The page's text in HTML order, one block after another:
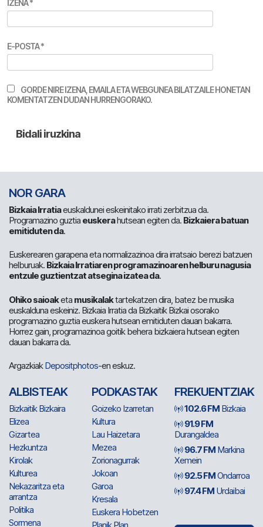
IZENA*
E-POSTA*
GORDE NIRE IZENA, EMAILA ETA WEBGUNEA BILATZAILE HONETAN
KOMENTATZEN DUDAN HURRENGORAKO.
NOR GARA
Bizkaia Irratiaeuskaldunei eskeinitako irrati zerbitzua da.
Programazino guztia euskerahutsean egiten da. Bizkaiera batuan
emitiduten da.
Euskerearen garapena eta normalizazinoa dira irratsaio berezi batzuen
helburuak. Bizkaia Irratiaren programazinoaren helburu nagusia
entzule guztientzat atsegina izatea da.
Ohiko saioaketa musikalaktartekatzen dira, batez be musika
euskalduna eskeiniz. Bizkaia Irratia da Bizkaitik Bizkai osorako
programazino guztia euskera hutsean emitiduten dauan bakarra.
Horrez gain, programazinoa goitik behera bizkaiera hutsean egiten
dauan bakarra da.
ArgazkiakDepositphotos-en eskuz.
ALBISTEAK
Bizkaitik Bizkaira
Elizea
Gizartea
Hezkuntza
Kirolak
Kulturea
Nekazaritza eta
arrantza
Politika
Sormena
PODKASTAK
Goizeko Izarretan
Kultura
Lau Haizetara
Mezea
Zorionagurrak
Jokoan
Garoa
Kresala
Euskera Hobetzen
FREKUENTZIAK
102.6 FM Bizkaia
91.9 FM
Durangaldea
96.7 FM Markina
Xemein
92.5 FMOndarroa
97.4 FM Urdaibai